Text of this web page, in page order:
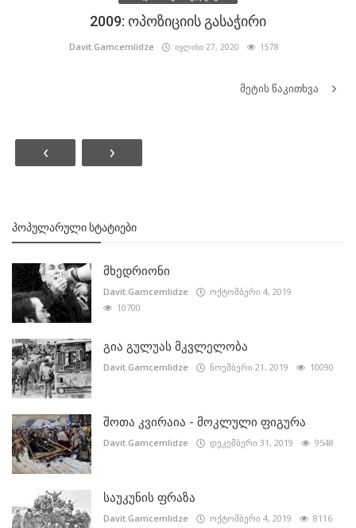
2009: ოპოზიციის გასაჭირი
Davit.Gamcemlidze ივლისი 27, 2020 1578
მეტის წაკითხვა
‹ ›
ᲞᲝᲞᲣᲚᲐᲠᲣᲚᲘ ᲡᲢᲐᲢᲘᲔᲑᲘ
მხედრიონი
Davit.Gamcemlidze
ოქტომბერი 4, 2019
10700
გია გულუას მკვლელობა
Davit.Gamcemlidze ნოემბერი 21, 2019 10090
შოთა კვირაია - მოკლული ფიგურა
Davit.Gamcemlidze დეკემბერი 31, 2019 9548
საუკუნის ფრაზა
Davit.Gamcemlidze ოქტომბერი 4, 2019 8116